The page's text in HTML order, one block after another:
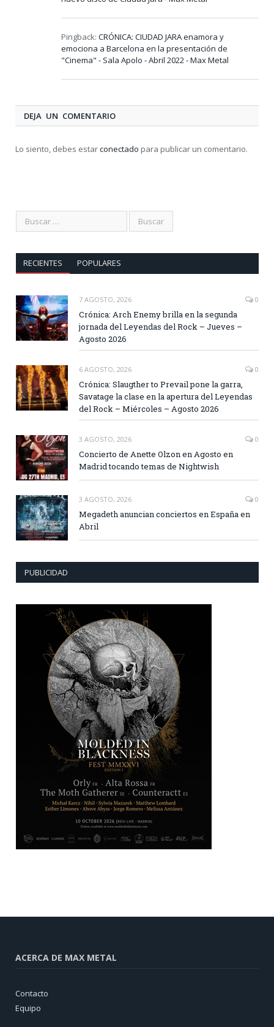
Pingback: CRÓNICA: CIUDAD JARA enamora y
emociona a Barcelona en la presentación de
"Cinema" - Sala Apolo - Abril 2022 - Max Metal
DEJA UN COMENTARIO
Lo siento, debes estarconectado para publicar un comentario.
RECIENTES POPULARES
7 AGOSTO, 2026 0
Crónica: Arch Enemy brilla en la segunda
jornada del Leyendas del Rock – Jueves –
Agosto 2026
6 AGOSTO, 2026 0
Crónica: Slaugther to Prevail pone la garra,
Savatage la clase en la apertura del Leyendas
del Rock – Miércoles – Agosto 2026
3 AGOSTO, 2026 0
Concierto de Anette Olzon en Agosto en
Madrid tocando temas de Nightwish
3 AGOSTO, 2026 0
Megadeth anuncian conciertos en España en
Abril
PUBLICIDAD
ACERCA DE MAX METAL
Contacto
Equipo